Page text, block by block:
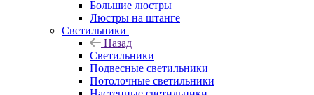
Большие люстры
Люстры на штанге
Светильники
Назад
Светильники
Подвесные светильники
Потолочные светильники